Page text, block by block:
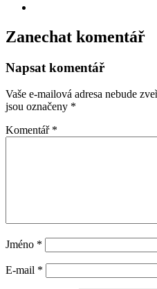
Zanechat komentář
Napsat komentář
Vaše e-mailová adresa nebude
jsou označeny *
Komentář *
Jméno *
E-mail *